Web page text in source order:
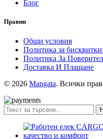
Блог
Правни
Общи условия
Политика за
Политика За
Доставка И Плащане
© 2026 Mangata. Всички